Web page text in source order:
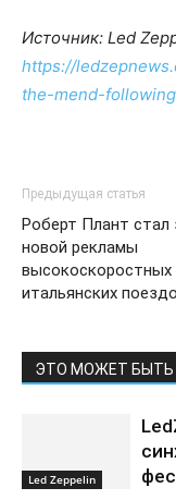
Источник: Led
https://
the-mend-
Предыдущая статья
Роберт Плант стал
новой рекламы
высокоскоростных
итальянских
ЭТО МОЖЕТ БЫТЬ
Led Zeppelin